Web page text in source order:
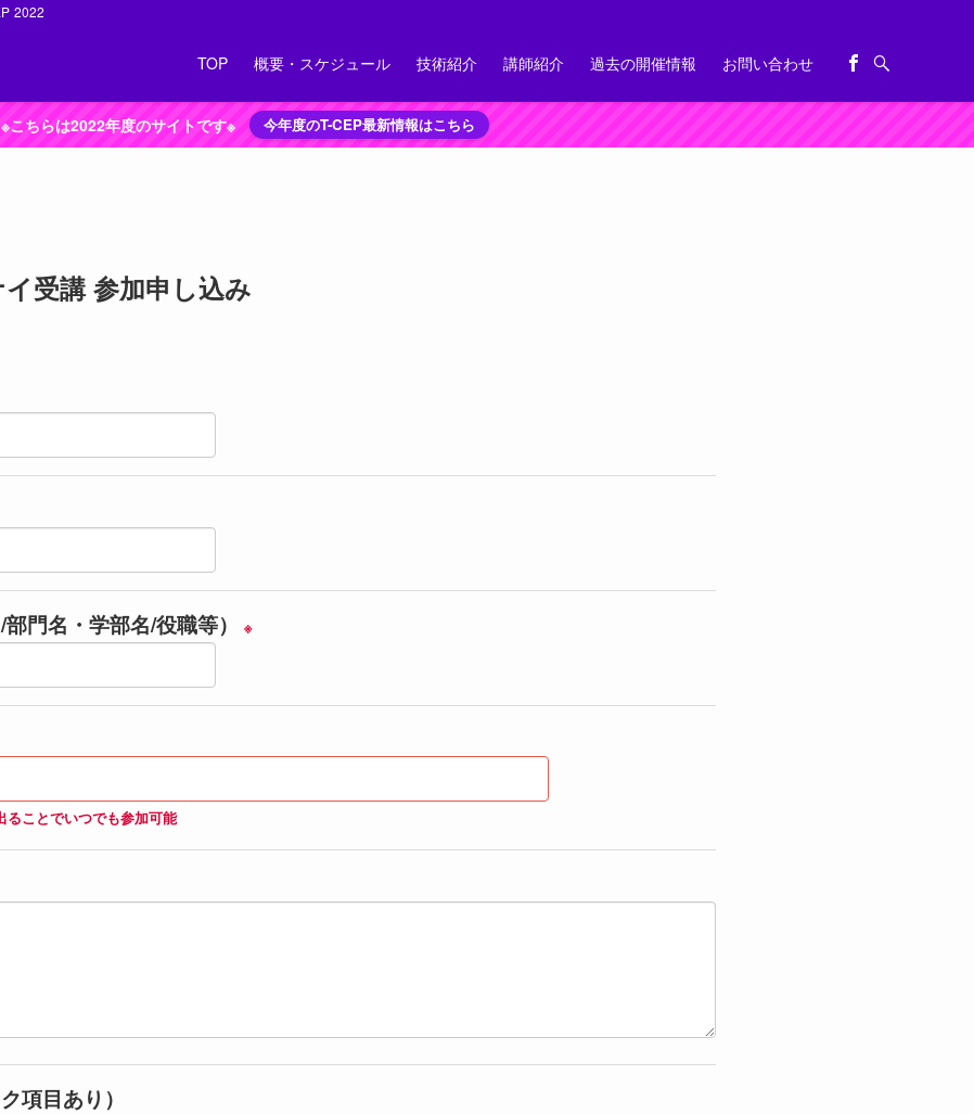
2022
TOP 概要・スケジュール 技術紹介 講師紹介 過去の開催情報 お問い合わせ
※こちらは2022年度のサイトです※ 今年度のT-CEP最新情報はこちら
受講 参加申し込み
門名・学部名/役職等） ※
ることでいつでも参加可能
項目あり）